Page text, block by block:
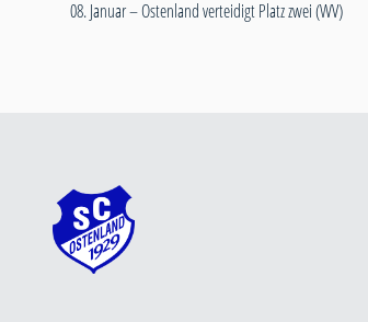
08. Januar –Ostenland verteidigt Platz zwei (WV)